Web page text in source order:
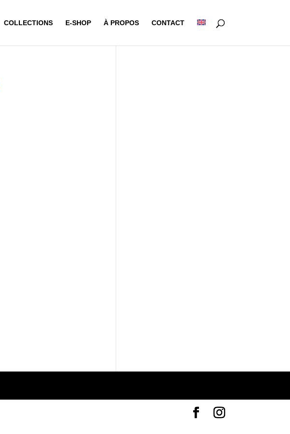
COLLECTIONS E-SHOP À PROPOS CONTACT